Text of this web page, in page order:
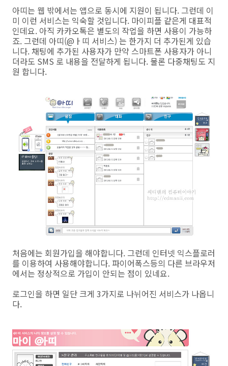
아띠는 웹 밖에서는 앱으로 동시에 지원이 됩니다. 그런데 이
미 이런 서비스는 익숙할 것입니다. 마이피플 같은게 대표적
인데요. 아직 카카오톡은 별도의 작업을 하면 사용이 가능하
죠. 그런데 아띠(@ㅏ띠 서비스) 는 한가지 더 추가된게 있습
니다. 채팅에 추가된 사용자가 만약 스마트폰 사용자가 아니
더라도 SMS 로 내용을 전달하게 됩니다. 물론 다중채팅도 지
원 합니다.
처음에는 회원가입을 해야합니다. 그런데 인터넷 익스플로러
를 이용하여 사용해야합니다. 파이어폭스등의 다른 브라우저
에서는 정상적으로 가입이 안되는 점이 있네요.
로그인을 하면 일단 크게 3가지로 나뉘어진 서비스가 나옵니
다.